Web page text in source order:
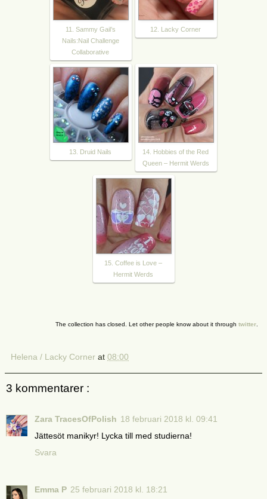
11. Sammy Gail’s
Nails:Nail Challenge
Collaborative
12. Lacky Corner
13. Druid Nails
14. Hobbies of the Red
Queen – Hermit Werds
15. Coffee is Love –
Hermit Werds
The collection has closed. Let other people know about it through twitter
Helena / Lacky Corner at 08:00
3 kommentarer :
Zara TracesOfPolish 18 februari 2018 kl. 09:41
Jättesöt manikyr! Lycka till med studierna!
Svara
Emma P 25 februari 2018 kl. 18:21